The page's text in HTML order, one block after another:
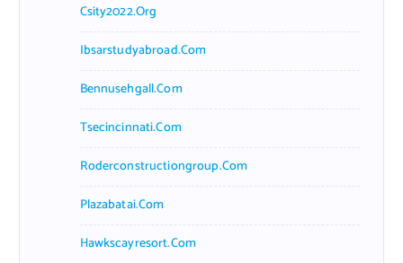
Csity2022.org
Ibsarstudyabroad.com
Bennusehgall.com
Tsecincinnati.com
Roderconstructiongroup.com
Plazabatai.com
Hawkscayresort.com